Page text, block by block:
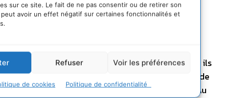
sur ce site. Le fait de ne pas consentir ou de retirer son
avoir un effet négatif sur certaines fonctionnalités et
Refuser Voir les préférences
de cookies Politique de confidentialité
CIRMF, Bettina Sallé, vétérinaire, travaille sur les
le SIV, le virus du Sida chez le singe. Mais ils
vivre avec le virus, permettra, peut-être, de
Bettina ne s’occupe pas que des mandrills. Au